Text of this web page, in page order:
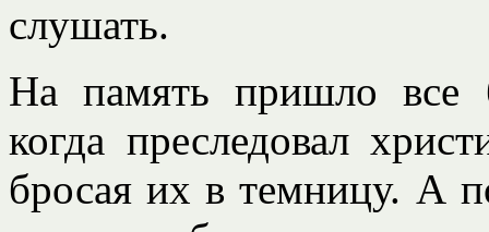
слушать.
На память пришло все
когда преследовал
бросая их в темницу. А